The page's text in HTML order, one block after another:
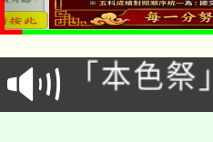
公告本校
代理(課)
告(尚有
「本色祭
場熱烈登
8/21下午